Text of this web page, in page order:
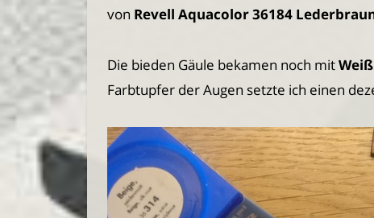
von Revell Aquacolor 36184
Die bieden Gäule bekamen noch mitWeiß
Farbtupfer der Augen setzte ich einen